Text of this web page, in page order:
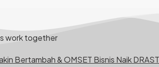
work together
Bertambah & OMSET Bisnis Naik